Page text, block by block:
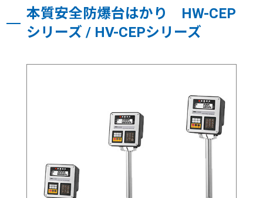
本質安全防爆台はかり HW-CEP
シリーズ / HV-CEPシリーズ